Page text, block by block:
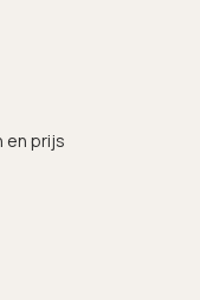
en prijs